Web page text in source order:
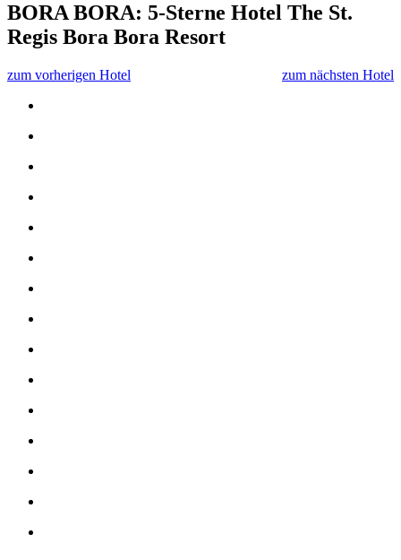
BORA BORA: 5-Sterne Hotel The St.
Regis Bora Bora Resort
zum vorherigen Hotel zum nächsten Hotel